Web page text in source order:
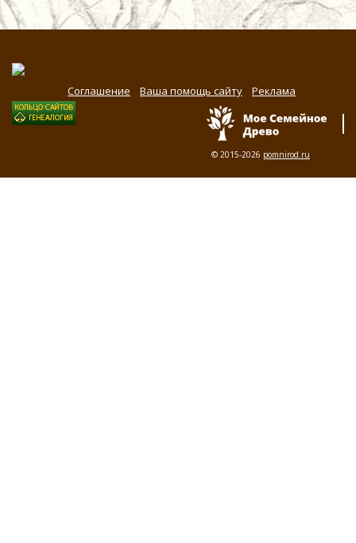
Соглашение Ваша помощь сайту Реклама
© 2015-2026 pomnirod.ru